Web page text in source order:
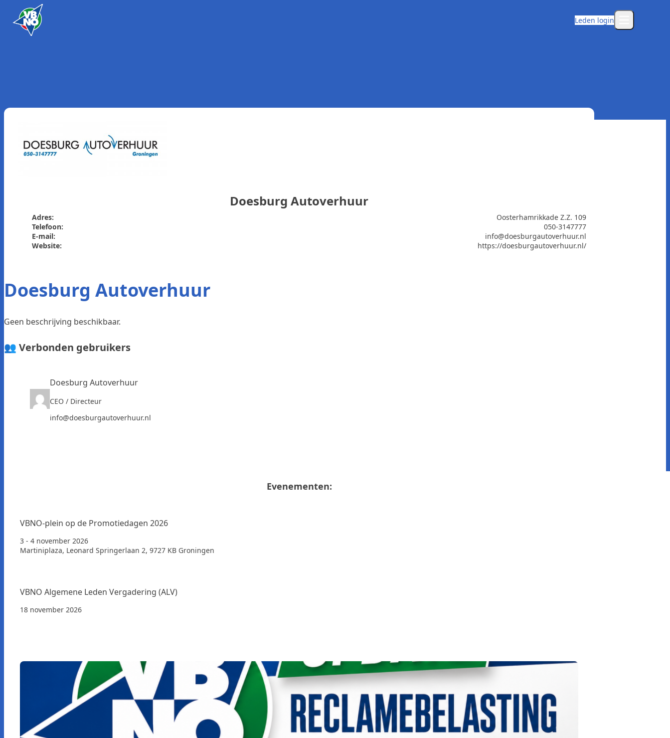
Skip to content
Leden login
Doesburg Autoverhuur
Adres:
Oosterhamrikkade Z.Z. 109
Telefoon:
050-3147777
E-mail:
info@doesburgautoverhuur.nl
Website:
https://doesburgautoverhuur.nl/
Doesburg Autoverhuur
Geen beschrijving beschikbaar.
👥 Verbonden gebruikers
Doesburg Autoverhuur
CEO / Directeur
info@doesburgautoverhuur.nl
Evenementen:
VBNO-plein op de Promotiedagen 2026
3 - 4 november 2026
Martiniplaza, Leonard Springerlaan 2, 9727 KB Groningen
VBNO Algemene Leden Vergadering (ALV)
18 november 2026